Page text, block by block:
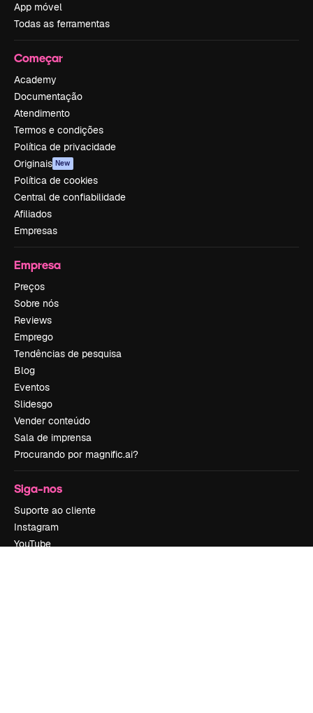
App móvel
Todas as ferramentas
Começar
Academy
Documentação
Atendimento
Termos e condições
Política de privacidade
Originais New
Política de cookies
Central de confiabilidade
Afiliados
Empresas
Empresa
Preços
Sobre nós
Reviews
Emprego
Tendências de pesquisa
Blog
Eventos
Slidesgo
Vender conteúdo
Sala de imprensa
Procurando por magnific.ai?
Siga-nos
Suporte ao cliente
Instagram
YouTube